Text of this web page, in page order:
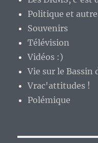
Politique et
Souvenirs
Télévision
Vidéos :)
Vie sur le Bassin
Vrac'attitudes !
Polémique